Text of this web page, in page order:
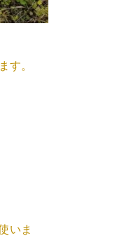
す。
いま